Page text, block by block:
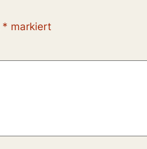
* markiert